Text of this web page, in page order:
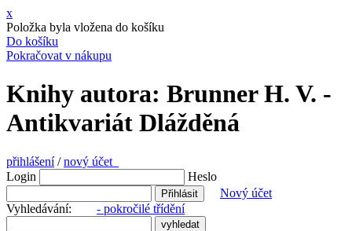
x
Položka byla vložena do košíku
Do košíku
Pokračovat v nákupu
Knihy autora: Brunner H. V. -
Antikvariát Dlážděná
přihlášení/nový účet
Login
Heslo
Nový účet
Vyhledávání: - pokročilé třídění